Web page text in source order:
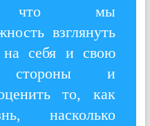
что мы
взглянуть
себя и свою
и
то, как
насколько